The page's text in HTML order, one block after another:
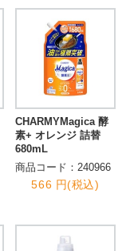
CHARMYMagica 酵
素+ オレンジ 詰替
680mL
商品コード：240966
566 円(税込)